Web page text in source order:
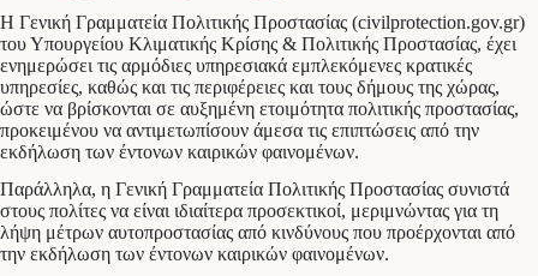
Η Γενική Γραμματεία Πολιτικής Προστασίας (civilprotection.gov.gr)
του Υπουργείου Κλιματικής Κρίσης & Πολιτικής Προστασίας, έχει
ενημερώσει τις αρμόδιες υπηρεσιακά εμπλεκόμενες κρατικές
υπηρεσίες, καθώς και τις περιφέρειες και τους δήμους της χώρας,
ώστε να βρίσκονται σε αυξημένη ετοιμότητα πολιτικής προστασίας,
προκειμένου να αντιμετωπίσουν άμεσα τις επιπτώσεις από την
εκδήλωση των έντονων καιρικών φαινομένων.
Παράλληλα, η Γενική Γραμματεία Πολιτικής Προστασίας συνιστά
στους πολίτες να είναι ιδιαίτερα προσεκτικοί, μεριμνώντας για τη
λήψη μέτρων αυτοπροστασίας από κινδύνους που προέρχονται από
την εκδήλωση των έντονων καιρικών φαινομένων.